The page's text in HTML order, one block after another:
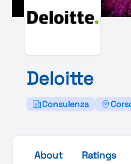
Deloitte
Consulenza
About Ratings